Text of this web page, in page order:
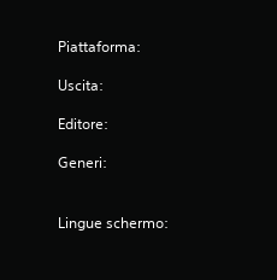
Piattaforma:
Uscita:
Editore:
Generi:
Lingue schermo: